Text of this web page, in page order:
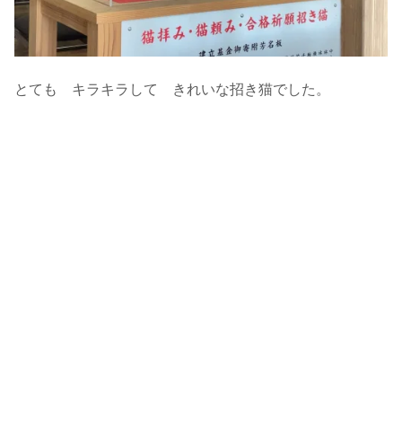
とても キラキラして きれいな招き猫でした。